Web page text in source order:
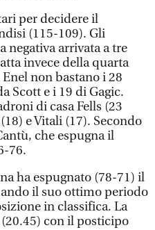
per decidere il
(115-109). Gli
negativa arrivata a tre
invece della quarta
non bastano i 28
Scott e i 19 di Gagic.
di casa Fells (23
e Vitali (17). Secondo
che espugna il
76.
ha espugnato (78-71) il
il suo ottimo periodo
in classifica. La
con il posticipo